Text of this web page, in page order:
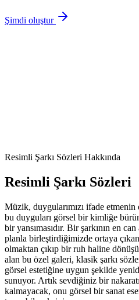
Şimdi oluştur
Resimli Şarkı Sözleri Hakkında
Resimli Şarkı Sözleri
Müzik, duygularımızı ifade
bu duyguları görsel bir kimliğe
bir yansımasıdır. Bir şarkının en
planla birleştirdiğimizde ortaya
olmaktan çıkıp bir ruh haline
alan bu özel galeri, klasik şarkı
görsel estetiğine uygun şekilde
sunuyor. Artık sevdiğiniz bir
kalmayacak, onu görsel bir sanat